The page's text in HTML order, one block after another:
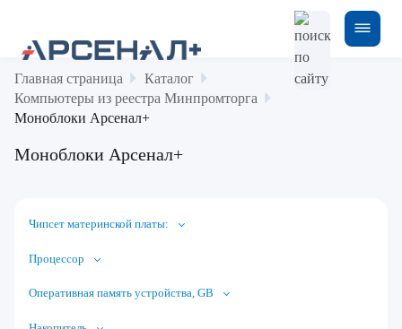
Главная страница
Каталог
Компьютеры из реестра Минпромторга
Моноблоки Арсенал+
Моноблоки Арсенал+
Чипсет материнской платы:
Процессор
Оперативная память устройства, GB